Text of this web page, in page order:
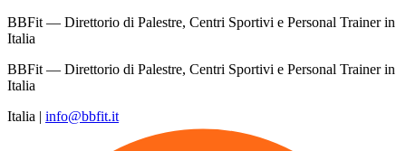
BBFit — Direttorio di Palestre, Centri Sportivi e Personal Trainer in
Italia
BBFit — Direttorio di Palestre, Centri Sportivi e Personal Trainer in
Italia
Italia | info@bbfit.it